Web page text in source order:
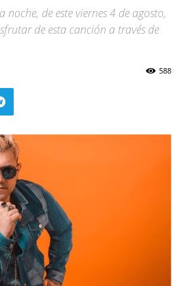
de este viernes 4 de agosto,
de esta canción a través de
588